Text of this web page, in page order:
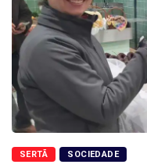
SERTÃ SOCIEDADE